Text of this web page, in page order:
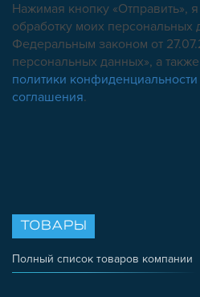
Нажимая кнопку «Отправить»,
обработку моих персональных
Федеральным законом от
персональных данных», а
политики конфиденциальности
соглашения.
ТОВАРЫ
Полный список товаров компании